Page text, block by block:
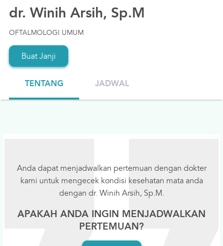
dr. Winih Arsih, Sp.M
OFTALMOLOGI UMUM
Buat Janji
TENTANG JADWAL
Anda dapat menjadwalkan pertemuan dengan dokter
kami untuk mengecek kondisi kesehatan mata anda
dengan dr. Winih Arsih, Sp.M.
APAKAH ANDA INGIN MENJADWALKAN
PERTEMUAN?